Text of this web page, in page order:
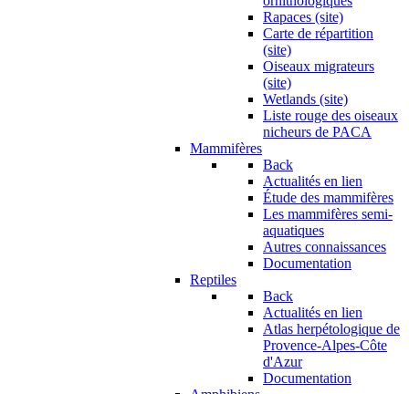
Rapaces (site)
Carte de répartition
(site)
Oiseaux migrateurs
(site)
Wetlands (site)
Liste rouge des oiseaux
nicheurs de PACA
Mammifères
Back
Actualités en lien
Étude des mammifères
Les mammifères semi-
aquatiques
Autres connaissances
Documentation
Reptiles
Back
Actualités en lien
Atlas herpétologique de
Provence-Alpes-Côte
d'Azur
Documentation